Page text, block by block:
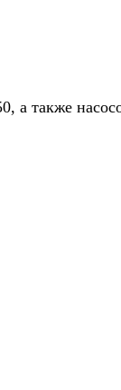
а также